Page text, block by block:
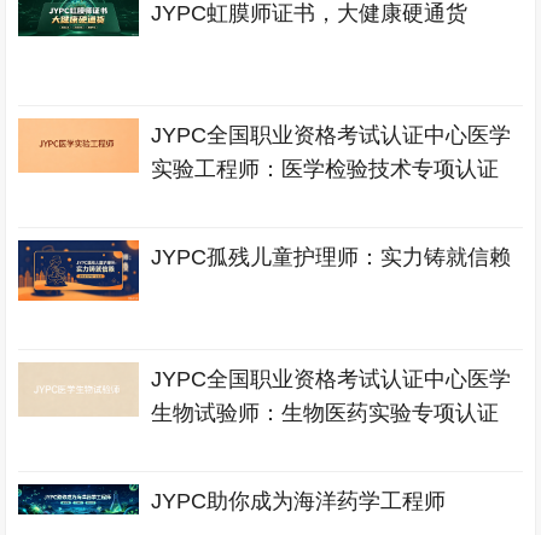
JYPC虹膜师证书，大健康硬通货
JYPC全国职业资格考试认证中心医学
实验工程师：医学检验技术专项认证
JYPC孤残儿童护理师：实力铸就信赖
JYPC全国职业资格考试认证中心医学
生物试验师：生物医药实验专项认证
JYPC助你成为海洋药学工程师